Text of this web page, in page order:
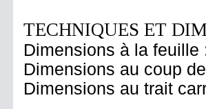
TECHNIQUES ET
Dimensions à la feuille
Dimensions au coup
Dimensions au trait